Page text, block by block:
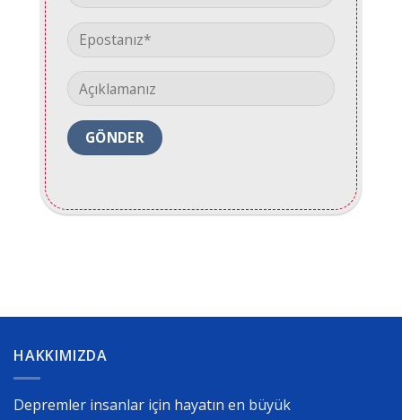
HAKKIMIZDA
Depremler insanlar için hayatın en büyük